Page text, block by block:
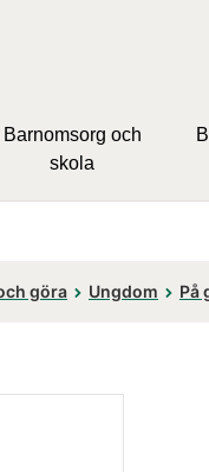
Barnomsorg och
skola
göra Ungdom På